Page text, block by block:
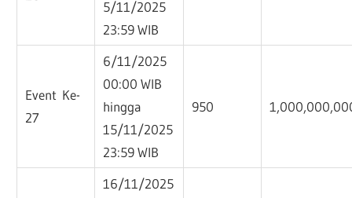
5/11/2025
23:59 WIB
Event Ke-
27
6/11/2025
00:00 WIB
hingga
15/11/2025
23:59 WIB
950
16/11/2025